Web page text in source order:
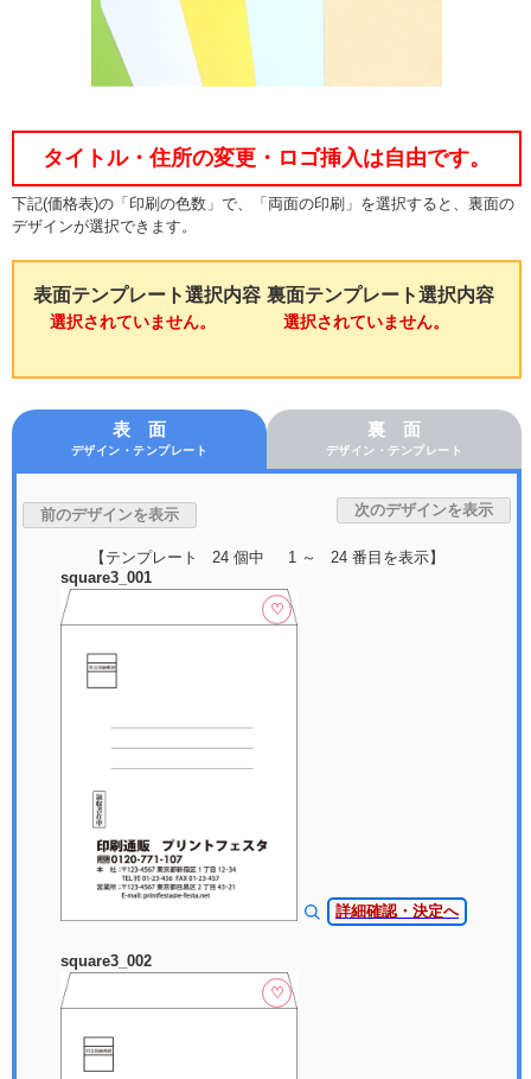
タイトル・住所の変更・ロゴ挿入は自由です。
下記(価格表)の「印刷の色数」で、「両面の印刷」を選択すると、裏面の
デザインが選択できます。
表面テンプレート選択内容
選択されていません。
裏面テンプレート選択内容
選択されていません。
表 面
デザイン・テンプレート
裏 面
デザイン・テンプレート
【テンプレート 24 個中 1 ～ 24 番目を表示】
square3_001
♡
詳細確認・決定へ
square3_002
♡